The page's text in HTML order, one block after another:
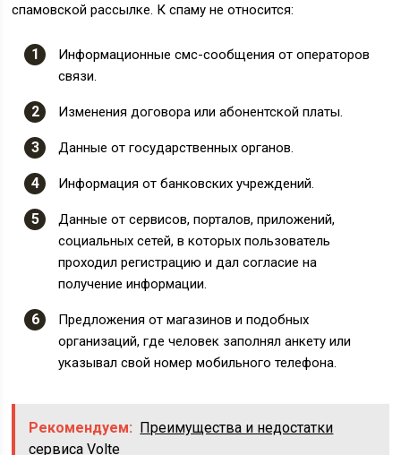
спамовской рассылке. К спаму не относится:
Информационные смс-сообщения от операторов
связи.
Изменения договора или абонентской платы.
Данные от государственных органов.
Информация от банковских учреждений.
Данные от сервисов, порталов, приложений,
социальных сетей, в которых пользователь
проходил регистрацию и дал согласие на
получение информации.
Предложения от магазинов и подобных
организаций, где человек заполнял анкету или
указывал свой номер мобильного телефона.
Рекомендуем: Преимущества и недостатки
сервиса Volte